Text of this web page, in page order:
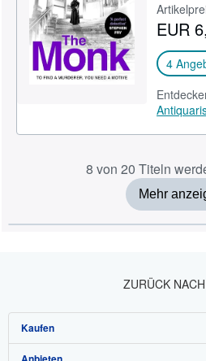
EUR
4
8 von 20 Titeln
Mehr
ZURÜCK
Kaufen